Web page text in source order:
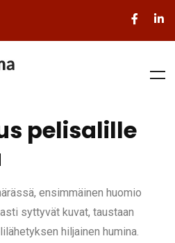
pelisalille
ensimmäinen huomio
syttyvät kuvat, taustaan
hiljainen humina.